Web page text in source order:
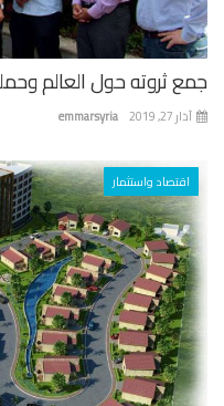
ثروته حول العالم
emmarsyria 27, 2019
اقتصاد واستثمار